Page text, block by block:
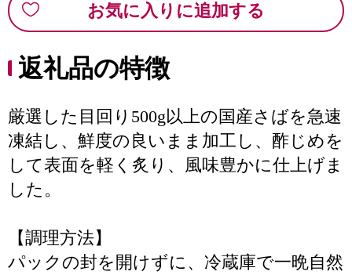
お気に入りに追加する
返礼品の特徴
厳選した目回り500g以上の国産さばを急速
凍結し、鮮度の良いまま加工し、酢じめを
して表面を軽く炙り、風味豊かに仕上げま
した。
【調理方法】
パックの封を開けずに、冷蔵庫で一晩自然